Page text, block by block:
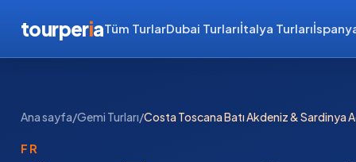
tourperiaTüm TurlarDubai Turlarıİtalya Turları
Ana sayfa/Gemi Turları/Costa Toscana Batı Akdeniz & Sardinya
FR